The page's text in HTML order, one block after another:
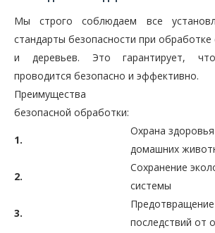
Мы строго соблюдаем все
стандарты безопасности при обработке
и деревьев. Это гарантирует,
проводится безопасно и эффективно.
Преимущества
безопасной обработки:
1.
Охрана
домашних
2.
Сохранение
системы
3.
последствий от